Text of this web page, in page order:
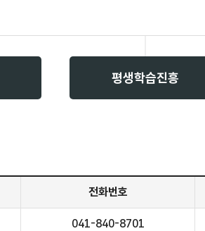
평생학습진흥
전화번호
041-840-8701